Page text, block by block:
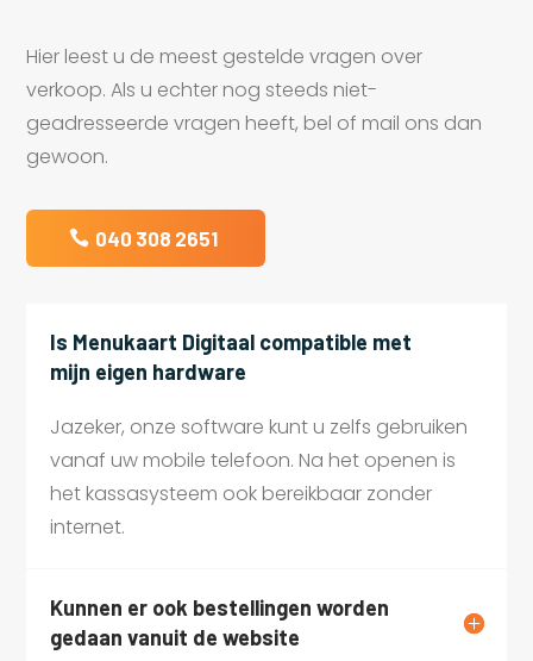
Hier leest u de meest gestelde vragen over
verkoop. Als u echter nog steeds niet-
geadresseerde vragen heeft, bel of mail ons dan
gewoon.
040 308 2651
Is Menukaart Digitaal compatible met
mijn eigen hardware
Jazeker, onze software kunt u zelfs gebruiken
vanaf uw mobile telefoon. Na het openen is
het kassasysteem ook bereikbaar zonder
internet.
Kunnen er ook bestellingen worden
gedaan vanuit de website